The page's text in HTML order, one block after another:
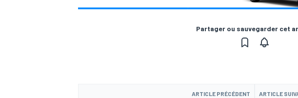
Partager ou sauvegarder cet
ARTICLE PRÉCÉDENT ARTICLE